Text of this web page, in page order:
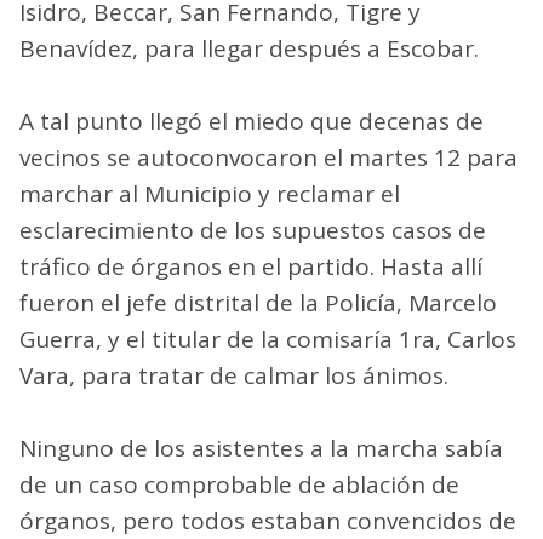
Isidro, Beccar, San Fernando, Tigre y
Benavídez, para llegar después a Escobar.
A tal punto llegó el miedo que decenas de
vecinos se autoconvocaron el martes 12 para
marchar al Municipio y reclamar el
esclarecimiento de los supuestos casos de
tráfico de órganos en el partido. Hasta allí
fueron el jefe distrital de la Policía, Marcelo
Guerra, y el titular de la comisaría 1ra, Carlos
Vara, para tratar de calmar los ánimos.
Ninguno de los asistentes a la marcha sabía
de un caso comprobable de ablación de
órganos, pero todos estaban convencidos de